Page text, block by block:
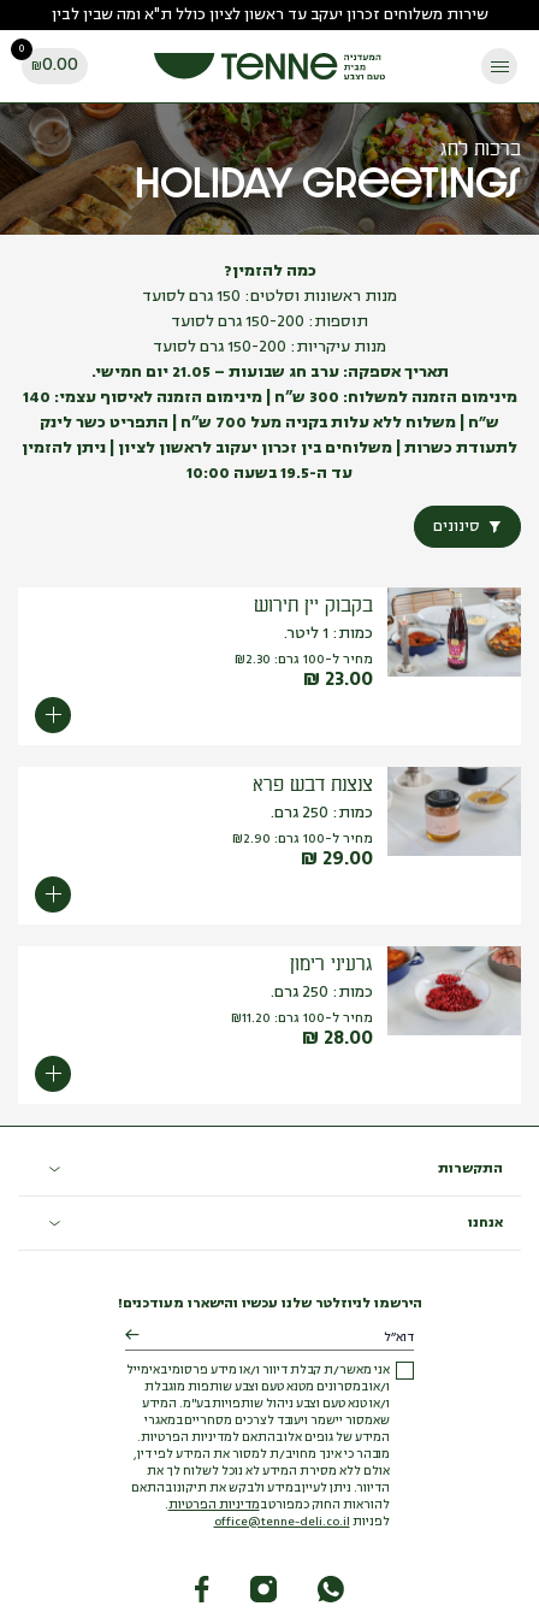
to
content
שירות משלוחים זכרון יעקב עד ראשון לציון כולל ת"א ומה שבין לבין
0
₪0.00
ברכות לחג
Holiday greetings
כמה להזמין?
מנות ראשונות וסלטים: 150 גרם לסועד
תוספות: 150-200 גרם לסועד
מנות עיקריות: 150-200 גרם לסועד
תאריך אספקה: ערב חג שבועות – 21.05 יום חמישי.
מינימום הזמנה למשלוח: 300 ש”ח | מינימום הזמנה לאיסוף עצמי: 140
ש״ח | משלוח ללא עלות בקניה מעל 700 ש”ח | התפריט כשר
לינק
לתעודת כשרות | משלוחים בין זכרון יעקוב לראשון לציון | ניתן להזמין
עד ה-19.5 בשעה 10:00
סינונים
בקבוק יין תירוש
כמות: 1 ליטר.
מחיר ל-100 גרם: ₪2.30
₪ 23.00
צנצנת דבש פרא
כמות: 250 גרם.
מחיר ל-100 גרם: ₪2.90
₪ 29.00
גרעיני רימון
כמות: 250 גרם.
מחיר ל-100 גרם: ₪11.20
₪ 28.00
התקשרות
אנחנו
הירשמו לניוזלטר שלנו עכשיו והישארו מעודכנים!
אני מאשר/ת קבלת דיוור ו/או מידע פרסומי באימייל
ו/או במסרונים מטנא טעם וצבע שותפות מוגבלת
ו/או טנא טעם וצבע ניהול שותפויות בע"מ. המידע
שאמסור יישמר ויעובד לצרכים מסחריים במאגרי
המידע של גופים אלו בהתאם למדיניות הפרטיות.
מובהר כי אינך מחויב/ת למסור את המידע לפי דין,
אולם ללא מסירת המידע לא נוכל לשלוח לך את
הדיוור. ניתן לעיין במידע ולבקש את תיקונו בהתאם
להוראות החוק כמפורט במדיניות הפרטיות.
לפניות office@tenne-deli.co.il